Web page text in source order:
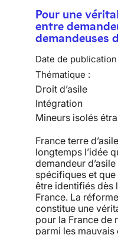
Pour une
entre
demandeuses
Date de publication
Thématique :
Droit d’asile
Intégration
Mineurs isolés
France terre
longtemps l’idée
demandeur
spécifiques et
être identifiés dès
France. La
constitue une
pour la France de
parmi les mauvais